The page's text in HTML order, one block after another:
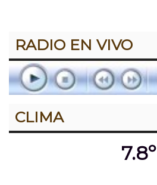
RADIO EN VIVO
CLIMA
7.8º